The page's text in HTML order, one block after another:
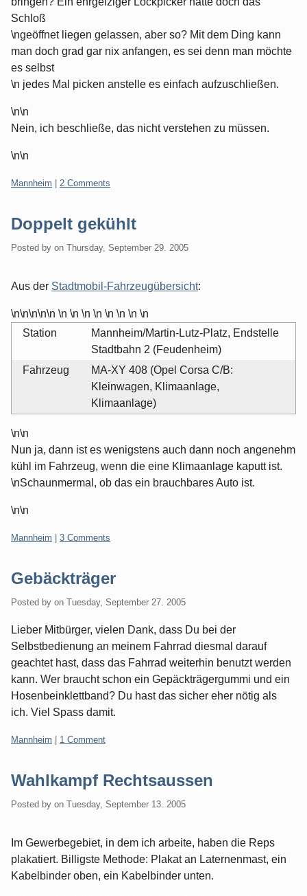
Schloß
\ngeöffnet liegen gelassen, aber so? Mit dem Ding kann
man doch grad gar nix anfangen, es sei denn man möchte
es selbst
\n jedes Mal picken anstelle es einfach aufzuschließen.
\n\n
Nein, ich beschließe, das nicht verstehen zu müssen.
\n\n
Categories:
Mannheim 2 Comments
Doppelt gekühlt
Posted by on Thursday, September 29. 2005
Aus der Stadtmobil-Fahrzeugübersicht:
\n\n\n\n\n \n \n \n \n \n \n \n \n
Station
Mannheim/Martin-Lutz-Platz, Endstelle
Stadtbahn 2 (Feudenheim)
Fahrzeug
MA-XY 408 (Opel Corsa C/B:
Kleinwagen, Klimaanlage,
Klimaanlage)
\n\n
Nun ja, dann ist es wenigstens auch dann noch angenehm
kühl im Fahrzeug, wenn die eine Klimaanlage kaputt ist.
\nSchaunmermal, ob das ein brauchbares Auto ist.
\n\n
Categories:
Mannheim 3 Comments
Gebäckträger
Posted by on Tuesday, September 27. 2005
Lieber Mitbürger, vielen Dank, dass Du bei der
Selbstbedienung an meinem Fahrrad diesmal darauf
geachtet hast, dass das Fahrrad weiterhin benutzt werden
kann. Wer braucht schon ein Gepäckträgergummi und ein
Hosenbeinklettband? Du hast das sicher eher nötig als
ich. Viel Spass damit.
Categories:
Mannheim 1 Comment
Wahlkampf Rechtsaussen
Posted by on Tuesday, September 13. 2005
Im Gewerbegebiet, in dem ich arbeite, haben die Reps
plakatiert. Billigste Methode: Plakat an Laternenmast, ein
Kabelbinder oben, ein Kabelbinder unten.